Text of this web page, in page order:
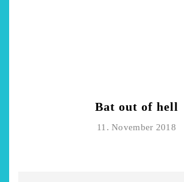
Bat out of hell
11. November 2018